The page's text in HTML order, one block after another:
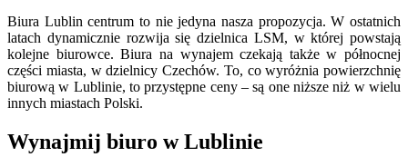
Biura Lublin centrum to nie jedyna nasza propozycja. W ostatnich
latach dynamicznie rozwija się dzielnica LSM, w której powstają
kolejne biurowce. Biura na wynajem czekają także w północnej
części miasta, w dzielnicy Czechów. To, co wyróżnia powierzchnię
biurową w Lublinie, to przystępne ceny – są one niższe niż w wielu
innych miastach Polski.
Wynajmij biuro w Lublinie